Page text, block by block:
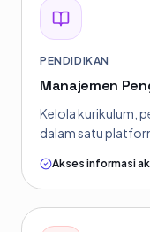
PENDIDIKAN
Manajemen
Kelola kurikulum,
dalam satu
Akses informasi